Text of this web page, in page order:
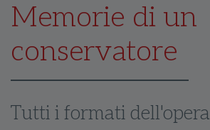
Memorie di un
conservatore
Tutti i formati dell'opera